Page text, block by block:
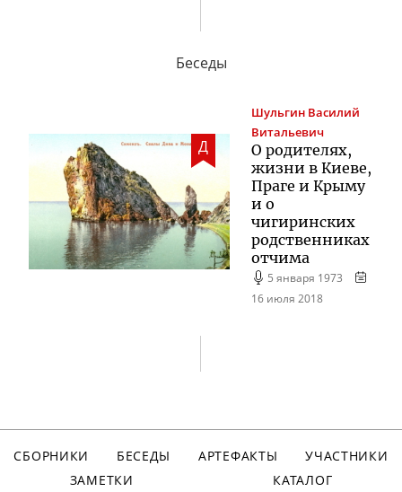
Беседы
Д
Шульгин Василий
Витальевич
О родителях,
жизни в Киеве,
Праге и Крыму
и о
чигиринских
родственниках
отчима
5 января 1973
16 июля 2018
СБОРНИКИ БЕСЕДЫ АРТЕФАКТЫ
УЧАСТНИКИ
ЗАМЕТКИ
КАТАЛОГ